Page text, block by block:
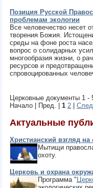
Позиция Русской
проблемам экологии
Все человечество несет
творения Божия.
среды на фоне роста
вопрос о солидарных
многообразия жизни, о
ресурсов и
спровоцированных
Церковные документы 1 -
Начало | Пред. | 1 2
Актуальные
Христианский взгляд на
Мытищи
охоту.
Церковь и охрана
Программа "